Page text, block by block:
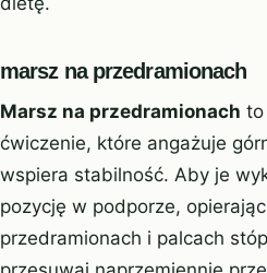
marsz na przedramionach
Marsz na przedramionach to
ćwiczenie, które angażuje
wspiera stabilność. Aby je
pozycję w podporze,
przedramionach i palcach